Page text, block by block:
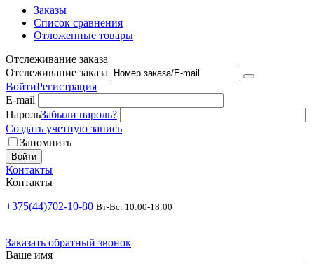
Заказы
Список сравнения
Отложенные товары
Отслеживание заказа
Отслеживание заказа
ВойтиРегистрация
E-mail
ПарольЗабыли пароль?
Создать учетную запись
Запомнить
Войти
Контакты
Контакты
+375(44)702-10-80 Вт-Вс: 10:00-18:00
Заказать обратный звонок
Ваше имя